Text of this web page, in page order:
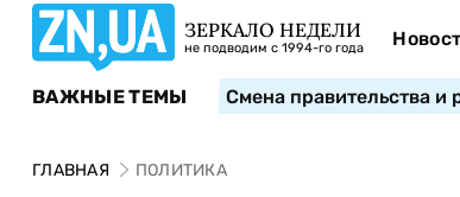
ЗЕРКАЛО НЕДЕЛИ
не подводим с 1994-го года
ВАЖНЫЕ ТЕМЫ Смена правительства и
ГЛАВНАЯ ПОЛИТИКА